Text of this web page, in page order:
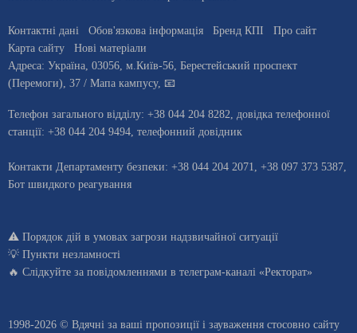
Контактні дані Обов'язкова інформація Бренд КПІ
Про сайт
Карта сайту
Нові матеріали
Адреса: Україна 03056 , м. Київ-56, Берестейський проспект
(Перемоги), 37 / Мапа кампусу, 📧
Телефон загального відділу: +38 044 204 8282 , довiдка телефонної
станцiї: +38 044 204 9494 телефонний довідник
Контакти Департаменту безпеки: +38 044 204 2071, +38 097 373 5387,
Бот швидкого реагування
⚠️ Порядок дій в умовах загрози надзвичайної ситуації
💡 Пункти незламності
🔥 Слідкуйте за повідомленнями в телеграм-каналі «Ректорат»
1998-2026 © Вдячні за ваші пропозиції і зауваження стосовно сайту